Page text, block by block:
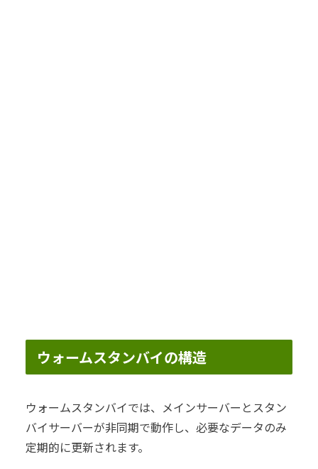
ウォームスタンバイの構造
ウォームスタンバイでは、メインサーバーとスタン
バイサーバーが非同期で動作し、必要なデータのみ
定期的に更新されます。